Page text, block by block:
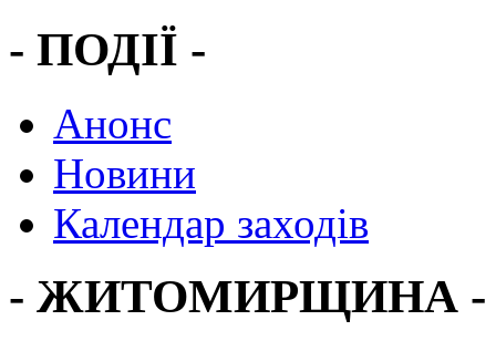
- ПОДІЇ -
Анонс
Новини
Календар заходів
- ЖИТОМИРЩИНА -